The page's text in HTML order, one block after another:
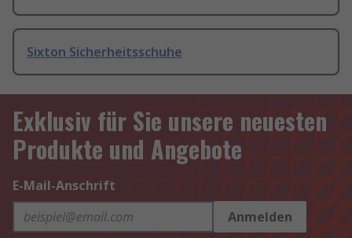
Sixton Sicherheitsschuhe
Exklusiv für Sie unsere neuesten
Produkte und Angebote
E-Mail-Anschrift
Anmelden